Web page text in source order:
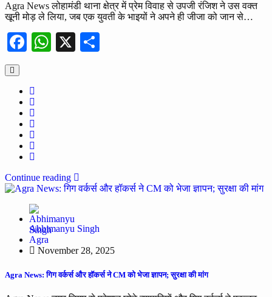
Agra News लोहामंडी थाना क्षेत्र में प्रेम विवाह से उपजी रंजिश ने उस वक्त
खूनी मोड़ ले लिया, जब एक युवती के भाइयों ने अपने ही जीजा को जान से…
Facebook
WhatsApp
X
Continue reading
Abhimanyu Singh
Agra
November 28, 2025
Agra News: गिग वर्कर्स और हॉकर्स ने CM को भेजा ज्ञापन; सुरक्षा की मांग